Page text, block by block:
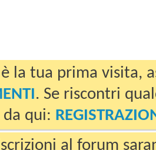
è la tua prima visita,
. Se riscontri
qui:
al forum